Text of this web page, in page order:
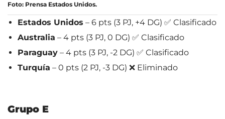
Foto: Prensa Estados Unidos.
Estados Unidos – 6 pts (3 PJ, +4 DG) ✅ Clasificado
Australia – 4 pts (3 PJ, 0 DG) ✅ Clasificado
Paraguay – 4 pts (3 PJ, -2 DG) ✅ Clasificado
Turquía – 0 pts (2 PJ, -3 DG) ❌ Eliminado
Grupo E